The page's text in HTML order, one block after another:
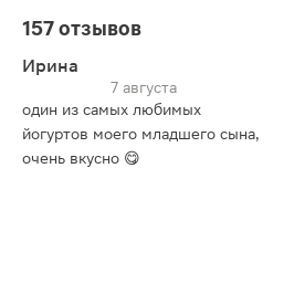
157 отзывов
Ирина
7 августа
один из самых любимых
йогуртов моего младшего сына,
очень вкусно 😋